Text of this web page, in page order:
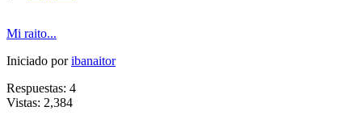
Mi raito...
Iniciado poribanaitor
Respuestas: 4
Vistas: 2,384